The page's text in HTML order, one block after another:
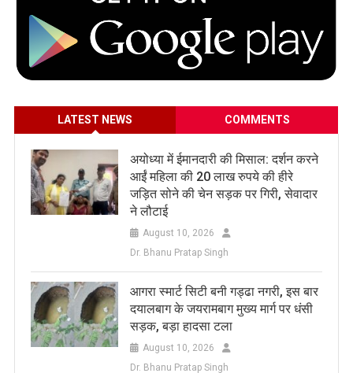
LATEST NEWS COMMENTS
अयोध्या में ईमानदारी की मिसाल: दर्शन करने
आईं महिला की 20 लाख रुपये की हीरे
जड़ित सोने की चेन सड़क पर गिरी, सेवादार
ने लौटाई
August 10, 2026
Dr. Bhanu Pratap Singh
आगरा स्मार्ट सिटी बनी गड्ढा नगरी, इस बार
दयालबाग के जयरामबाग मुख्य मार्ग पर धंसी
सड़क, बड़ा हादसा टला
August 10, 2026
Dr. Bhanu Pratap Singh